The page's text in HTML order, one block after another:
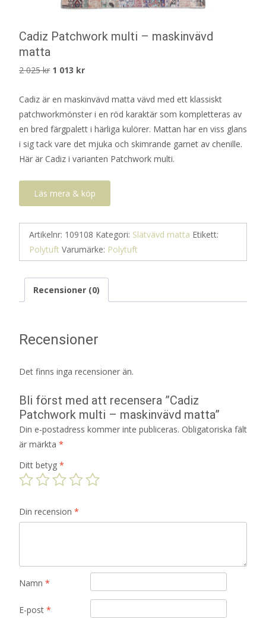
Cadiz Patchwork multi – maskinvävd
matta
2 025kr Det
priset
var:
2
025 kr.
1 013 krDet
priset
är:
1
013 kr.
Cadiz är en maskinvävd matta vävd med ett klassiskt
patchworkmönster i en röd karaktär som kompletteras av
en bred färgpalett i härliga kulörer. Mattan har en viss glans
i sig tack vare det mjuka och skimrande garnet av chenille.
Här är Cadiz i varianten Patchwork multi.
Läs mera & köp
Artikelnr: 109108 Kategori: Slätvävd matta Etikett:
Polytuft Varumärke: Polytuft
Recensioner (0)
Recensioner
Det finns inga recensioner än.
Bli först med att recensera ”Cadiz
Patchwork multi – maskinvävd matta”
Din e-postadress kommer inte publiceras. Obligatoriska fält
är märkta *
Ditt betyg *
Din recension *
Namn *
E-post *